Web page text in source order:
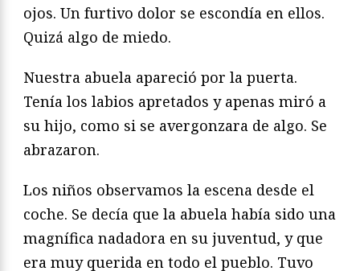
ojos. Un furtivo dolor se escondía en ellos.
Quizá algo de miedo.
Nuestra abuela apareció por la puerta.
Tenía los labios apretados y apenas miró a
su hijo, como si se avergonzara de algo. Se
abrazaron.
Los niños observamos la escena desde el
coche. Se decía que la abuela había sido una
magnífica nadadora en su juventud, y que
era muy querida en todo el pueblo. Tuvo